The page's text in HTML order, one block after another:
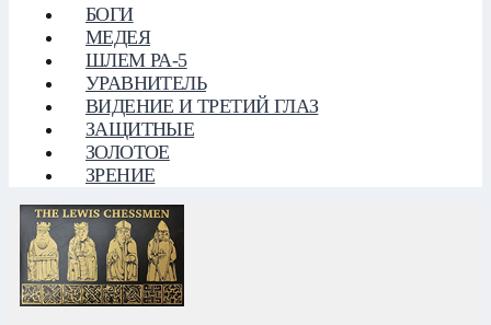
БОГИ
МЕДЕЯ
ШЛЕМ РА-5
УРАВНИТЕЛЬ
ВИДЕНИЕ И ТРЕТИЙ ГЛАЗ
ЗАЩИТНЫЕ
ЗОЛОТОЕ
ЗРЕНИЕ